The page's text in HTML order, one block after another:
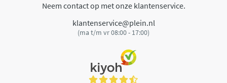
Neem contact op met onze klantenservice.
klantenservice@plein.nl
(ma t/m vr 08:00 - 17:00)